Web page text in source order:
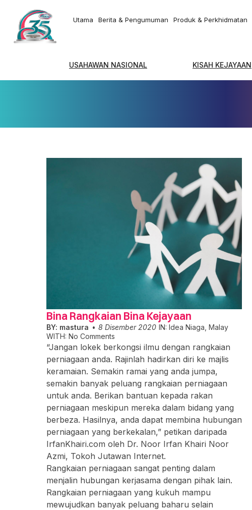
Utama Berita & Pengumuman Produk & Perkhidmatan
USAHAWAN NASIONAL KISAH KEJAYAAN
Bina Rangkaian Bina Kejayaan
BY: mastura 8 Disember 2020 IN: Idea Niaga Malay
WITH: No Comments
“Jangan lokek berkongsi ilmu dengan rangkaian
perniagaan anda. Rajinlah hadirkan diri ke majlis
keramaian. Semakin ramai yang anda jumpa,
semakin banyak peluang rangkaian perniagaan
untuk anda. Berikan bantuan kepada rakan
perniagaan meskipun mereka dalam bidang yang
berbeza. Hasilnya, anda dapat membina hubungan
perniagaan yang berkekalan,” petikan daripada
IrfanKhairi.com oleh Dr. Noor Irfan Khairi Noor
Azmi, Tokoh Jutawan Internet.
Rangkaian perniagaan sangat penting dalam
menjalin hubungan kerjasama dengan pihak lain.
Rangkaian perniagaan yang kukuh mampu
mewujudkan banyak peluang baharu selain